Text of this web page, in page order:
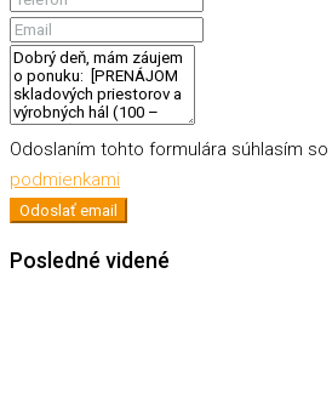
Odoslaním tohto formulára súhlasím so
podmienkami
Odoslať email
Posledné videné